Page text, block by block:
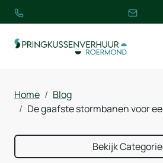
Home
Blog
De gaafste stormbanen voor
Bekijk